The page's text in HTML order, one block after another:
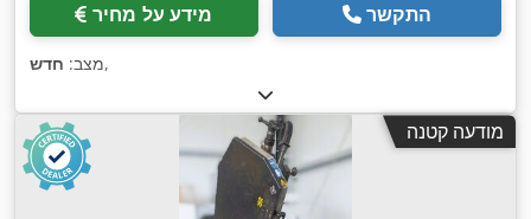
מידע על מחיר התקשר
מצב: חדש ,
מודעה קטנה